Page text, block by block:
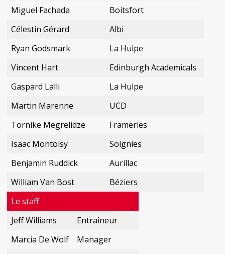
Miguel Fachada
Boitsfort
Célestin Gérard
Albi
Ryan Godsmark
La Hulpe
Vincent Hart
Edinburgh Academicals
Gaspard Lalli
La Hulpe
Martin Marenne
UCD
Tornike Megrelidze
Frameries
Isaac Montoisy
Soignies
Benjamin Ruddick
Aurillac
William Van Bost
Béziers
Le staff
Jeff Williams
Entraîneur
Marcia De Wolf
Manager